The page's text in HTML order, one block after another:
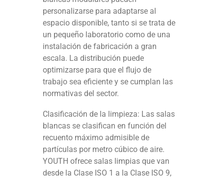
personalizarse para adaptarse al
espacio disponible, tanto si se trata de
un pequeño laboratorio como de una
instalación de fabricación a gran
escala. La distribución puede
optimizarse para que el flujo de
trabajo sea eficiente y se cumplan las
normativas del sector.
Clasificación de la limpieza: Las salas
blancas se clasifican en función del
recuento máximo admisible de
partículas por metro cúbico de aire.
YOUTH ofrece salas limpias que van
desde la Clase ISO 1 a la Clase ISO 9,